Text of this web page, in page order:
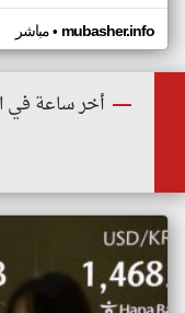
مباشر• mubasher.info
أخر ساعة في